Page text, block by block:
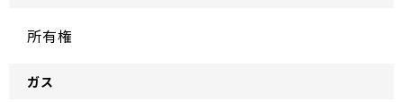
所有権
ガス